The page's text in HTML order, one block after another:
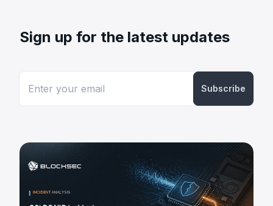
Sign up for the latest updates
Subscribe